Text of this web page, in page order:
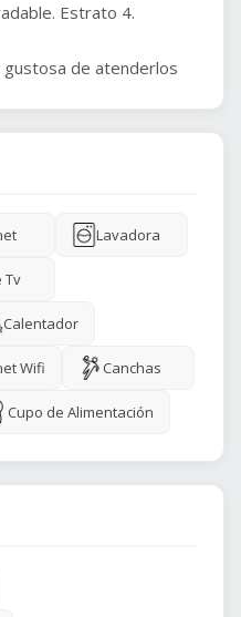
Estrato 4.
de atenderlos
Lavadora
Tv
Calentador
Wifi Canchas
Cupo de Alimentación